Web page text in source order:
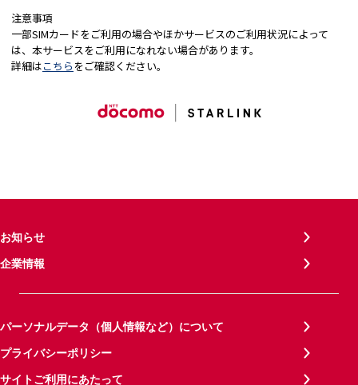
注意事項
一部SIMカードをご利用の場合やほかサービスのご利用状況によって
は、本サービスをご利用になれない場合があります。
詳細はこちらをご確認ください。
お知らせ
企業情報
パーソナルデータ（個人情報など）について
プライバシーポリシー
サイトご利用にあたって